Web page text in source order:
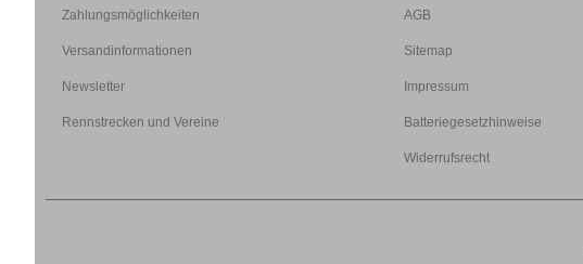
Zahlungsmöglichkeiten
Versandinformationen
Newsletter
Rennstrecken und Vereine
AGB
Sitemap
Impressum
Batteriegesetzhinweise
Widerrufsrecht